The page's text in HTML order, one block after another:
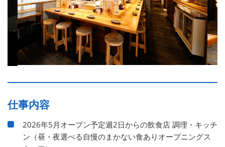
仕事内容
2026年5月オープン予定週2日からの飲食店 調理・キッチ
ン（昼・夜選べる自慢のまかない食ありオープニングス